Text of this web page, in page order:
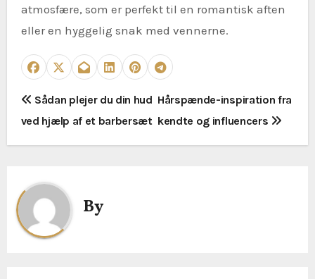
atmosfære, som er perfekt til en romantisk aften
eller en hyggelig snak med vennerne.
I
n
l
æ
g
Sådan plejer du din hud
ved hjælp af et barbersæt
Hårspænde-inspiration fra
kendte og influencers
By